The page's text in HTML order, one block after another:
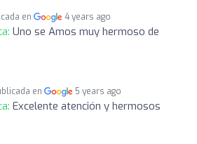
en 4 years ago
Uno se Amos muy hermoso de
en 5 years ago
Excelente atención y hermosos